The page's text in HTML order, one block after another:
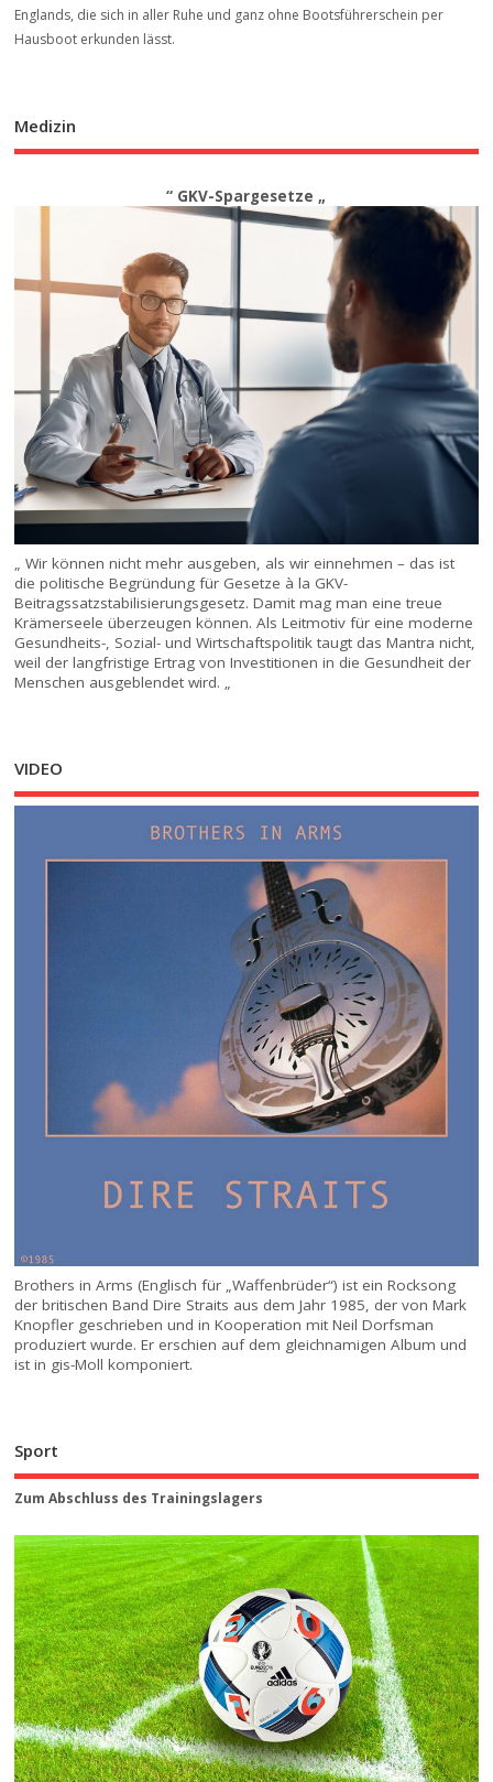
Englands, die sich in aller Ruhe und ganz ohne Bootsführerschein per
Hausboot erkunden lässt.
Medizin
“ GKV-Spargesetze „
„ Wir können nicht mehr ausgeben, als wir einnehmen – das ist
die politische Begründung für Gesetze à la GKV-
Beitragssatzstabilisierungsgesetz. Damit mag man eine treue
Krämerseele überzeugen können. Als Leitmotiv für eine moderne
Gesundheits-, Sozial- und Wirtschaftspolitik taugt das Mantra nicht,
weil der langfristige Ertrag von Investitionen in die Gesundheit der
Menschen ausgeblendet wird. „
VIDEO
Brothers in Arms (Englisch für „Waffenbrüder“) ist ein Rocksong
der britischen Band Dire Straits aus dem Jahr 1985, der von Mark
Knopfler geschrieben und in Kooperation mit Neil Dorfsman
produziert wurde. Er erschien auf dem gleichnamigen Album und
ist in gis-Moll komponiert.
Sport
Zum Abschluss des Trainingslagers